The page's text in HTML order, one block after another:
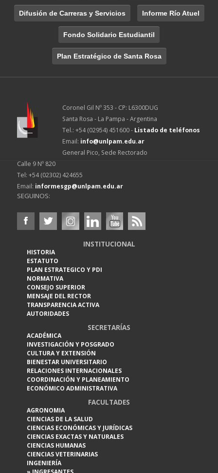
Difusión de Carreras y Servicios Informe Río Atuel
Fondo Solidario Estudiantil
Plan Estratégico de Santa Rosa
Coronel Gil Nº 353 - CP: L6300DUG
Santa Rosa - La Pampa - Argentina
Tel.: +54 (02954) 451600 - Listado de teléfonos
Email: info@unlpam.edu.ar
General Pico, Sede Rectorado
Calle 9 Nº 820
Tel: +54 (02302) 424655
Email: informesgp@unlpam.edu.ar
SEGUINOS:
INSTITUCIONAL
HISTORIA
ESTATUTO
PLAN ESTRATEGICO Y PDI
NORMATIVA
CONSEJO SUPERIOR
MENSAJE DEL RECTOR
TRANSPARENCIA ACTIVA
AUTORIDADES
SECRETARÍAS
ACADÉMICA
INVESTIGACIÓN Y POSGRADO
CULTURA Y EXTENSIÓN
BIENESTAR UNIVERSITARIO
RELACIONES INTERNACIONALES
COORDINACIÓN Y PLANEAMIENTO
ECONÓMICO ADMINISTRATIVA
FACULTADES
AGRONOMIA
CIENCIAS DE LA SALUD
CIENCIAS ECONÓMICAS Y JURÍDICAS
CIENCIAS EXACTAS Y NATURALES
CIENCIAS HUMANAS
CIENCIAS VETERINARIAS
INGENIERÍA